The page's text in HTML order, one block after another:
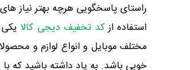
راستای پاسخگویی هرچه بهتر نیاز
استفاده ازکد تخفيف دیجی کالایکی
مختلف موبایل و انواع لوازم و
خوبی باشد. به یاد داشته باشید که با